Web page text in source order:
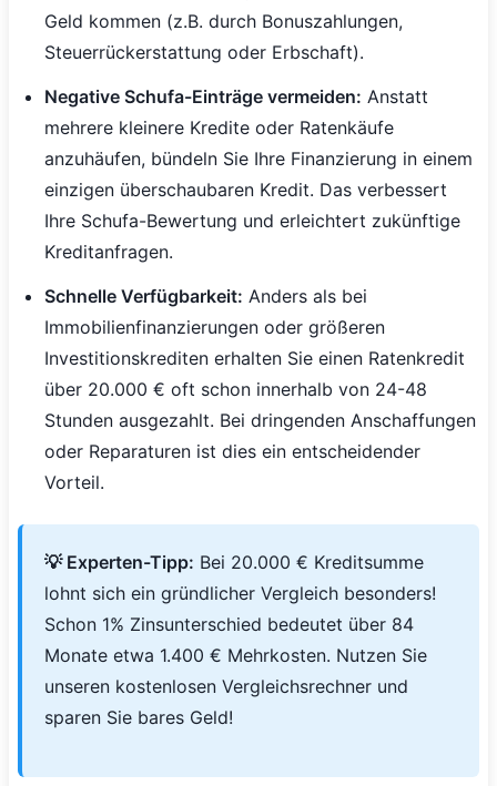
Geld kommen (z.B. durch Bonuszahlungen,
Steuerrückerstattung oder Erbschaft).
Negative Schufa-Einträge vermeiden: Anstatt
mehrere kleinere Kredite oder Ratenkäufe
anzuhäufen, bündeln Sie Ihre Finanzierung in einem
einzigen überschaubaren Kredit. Das verbessert
Ihre Schufa-Bewertung und erleichtert zukünftige
Kreditanfragen.
Schnelle Verfügbarkeit: Anders als bei
Immobilienfinanzierungen oder größeren
Investitionskrediten erhalten Sie einen Ratenkredit
über 20.000 € oft schon innerhalb von 24-48
Stunden ausgezahlt. Bei dringenden Anschaffungen
oder Reparaturen ist dies ein entscheidender
Vorteil.
💡 Experten-Tipp: Bei 20.000 € Kreditsumme
lohnt sich ein gründlicher Vergleich besonders!
Schon 1% Zinsunterschied bedeutet über 84
Monate etwa 1.400 € Mehrkosten. Nutzen Sie
unseren kostenlosen Vergleichsrechner und
sparen Sie bares Geld!